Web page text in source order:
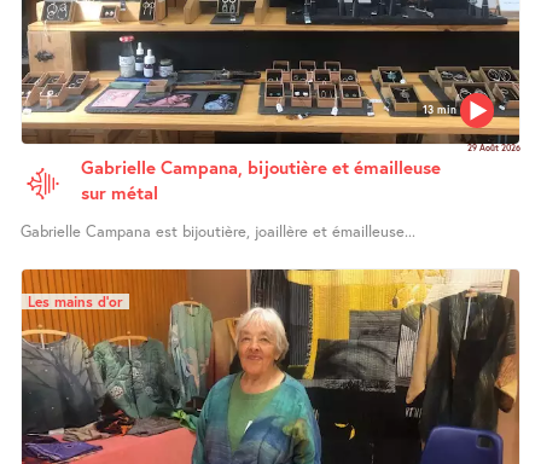
13 min
29 Août 2026
Gabrielle Campana, bijoutière et émailleuse
sur métal
Gabrielle Campana est bijoutière, joaillère et émailleuse...
Les mains d’or